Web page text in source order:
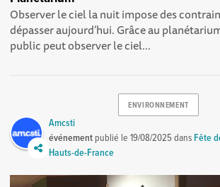
Observer le ciel la nuit impose des
dépasser aujourd’hui. Grâce au
public peut observer le ciel...
ENVIRONNEMENT
Amcsti
événement publié le19/08/2025dansFête
Hauts-de-France